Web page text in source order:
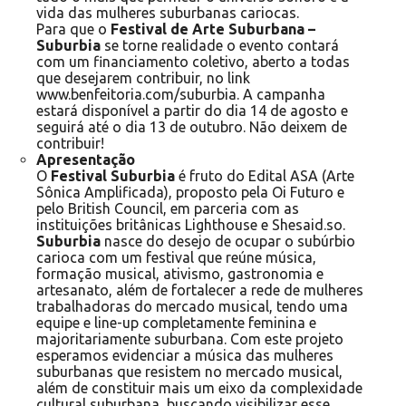
vida das mulheres suburbanas cariocas.
Para que o Festival de Arte Suburbana –
Suburbia se torne realidade o evento contará
com um financiamento coletivo, aberto a todas
que desejarem contribuir, no link
www.benfeitoria.com/suburbia. A campanha
estará disponível a partir do dia 14 de agosto e
seguirá até o dia 13 de outubro. Não deixem de
contribuir!
Apresentação
O Festival Suburbia é fruto do Edital ASA (Arte
Sônica Amplificada), proposto pela Oi Futuro e
pelo British Council, em parceria com as
instituições britânicas Lighthouse e Shesaid.so.
Suburbia nasce do desejo de ocupar o subúrbio
carioca com um festival que reúne música,
formação musical, ativismo, gastronomia e
artesanato, além de fortalecer a rede de mulheres
trabalhadoras do mercado musical, tendo uma
equipe e line-up completamente feminina e
majoritariamente suburbana. Com este projeto
esperamos evidenciar a música das mulheres
suburbanas que resistem no mercado musical,
além de constituir mais um eixo da complexidade